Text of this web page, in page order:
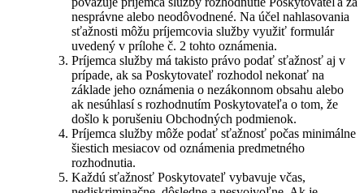
nesprávne alebo neodôvodnené. Na účel nahlasovania
sťažnosti môžu príjemcovia služby využiť formulár
uvedený v prílohe č. 2 tohto oznámenia.
Príjemca služby má takisto právo podať sťažnosť aj v
prípade, ak sa Poskytovateľ rozhodol nekonať na
základe jeho oznámenia o nezákonnom obsahu alebo
ak nesúhlasí s rozhodnutím Poskytovateľa o tom, že
došlo k porušeniu Obchodných podmienok.
Príjemca služby môže podať sťažnosť počas minimálne
šiestich mesiacov od oznámenia predmetného
rozhodnutia.
Každú sťažnosť Poskytovateľ vybavuje včas,